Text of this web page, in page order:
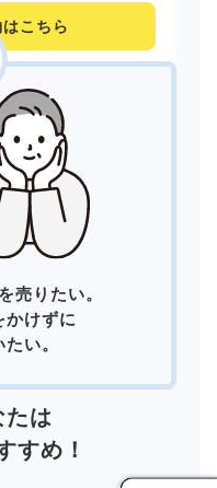
こちら
売りたい。
かけずに
い。
たは
すめ！